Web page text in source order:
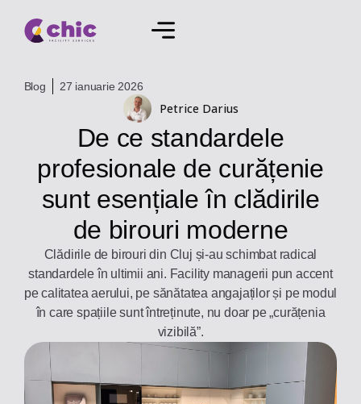
Blog 27 ianuarie 2026
Petrice Darius
De ce standardele
profesionale de curățenie
sunt esențiale în clădirile
de birouri moderne
Clădirile de birouri din Cluj și-au schimbat radical
standardele în ultimii ani. Facility managerii pun accent
pe calitatea aerului, pe sănătatea angajaților și pe modul
în care spațiile sunt întreținute, nu doar pe „curățenia
vizibilă”.